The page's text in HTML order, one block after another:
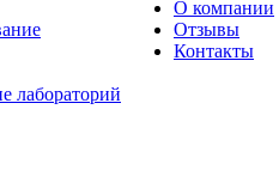
лабораторий
О компании
Отзывы
Контакты